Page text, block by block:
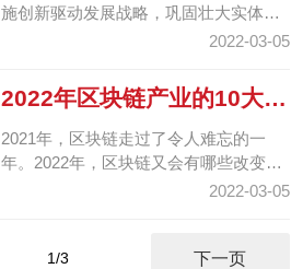
施创新驱动发展战略，巩固壮大实体经
济根基。推进科技创新，促进产业优化
2022-03-05
2022年区块链产业的10大趋
势
2021年，区块链走过了令人难忘的一
年。2022年，区块链又会有哪些改变
呢？近日，美国权威科技网站Business
2022-03-05
1/3 下一页